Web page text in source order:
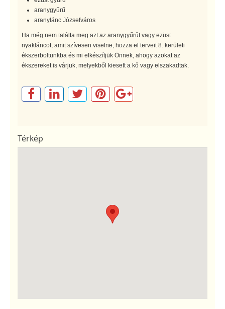
aranygyűrű
aranylánc Józsefváros
Ha még nem találta meg azt az aranygyűrűt vagy ezüst
nyakláncot, amit szívesen viselne, hozza el terveit 8. kerületi
ékszerboltunkba és mi elkészítjük Önnek, ahogy azokat az
ékszereket is várjuk, melyekből kiesett a kő vagy elszakadtak.
Térkép